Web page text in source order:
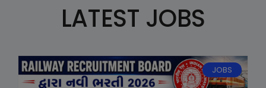
LATEST JOBS
JOBS